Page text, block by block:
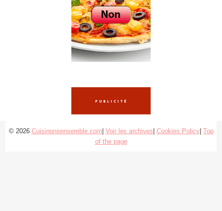
© 2026 Cuisinonsensemble.com Voir les archives Cookies Policy| Top
of the page